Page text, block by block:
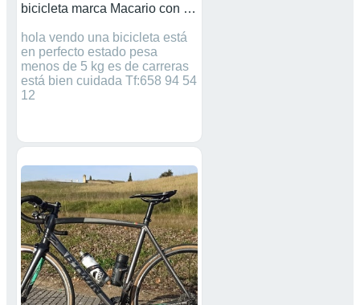
bicicleta marca Macario con cambio Campagnolo
hola vendo una bicicleta está
en perfecto estado pesa
menos de 5 kg es de carreras
está bien cuidada Tf:658 94 54
12